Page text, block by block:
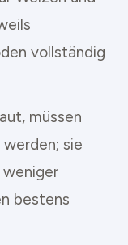
vollständig
müssen
sie
bestens